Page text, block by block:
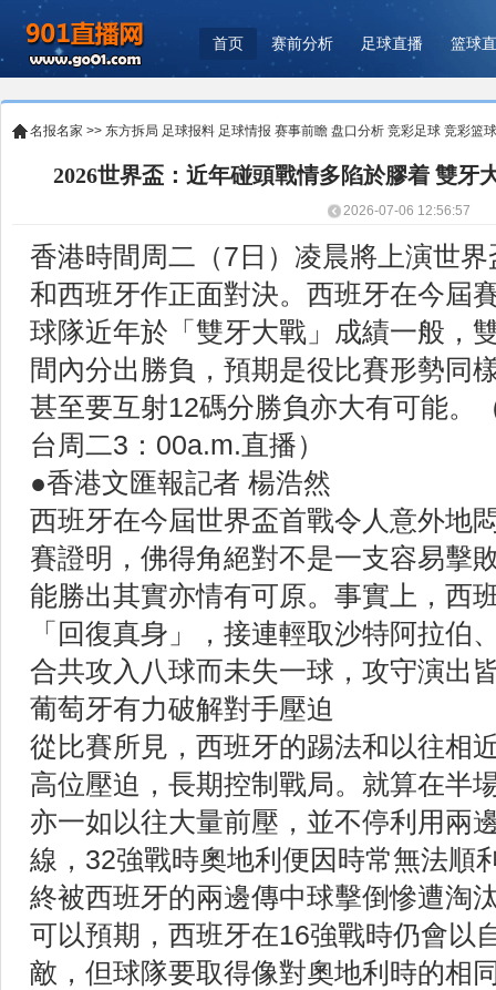
首页 赛前分析 足球直播 篮球
名报名家 >> 东方拆局 足球报料 足球情报 赛事前瞻 盘口分析 竞彩足球 竞彩篮球
2026世界盃：近年碰頭戰情多陷於膠着 雙牙
2026-07-06 12:56:57
香港時間周二（7日）凌晨將上演世
和西班牙作正面對決。西班牙在今屆
球隊近年於「雙牙大戰」成績一般，
間內分出勝負，預期是役比賽形勢同
甚至要互射12碼分勝負亦大有可能。
台周二3：00a.m.直播）
●香港文匯報記者 楊浩然
西班牙在今屆世界盃首戰令人意外地
賽證明，佛得角絕對不是一支容易擊
能勝出其實亦情有可原。事實上，西
「回復真身」，接連輕取沙特阿拉伯
合共攻入八球而未失一球，攻守演出
葡萄牙有力破解對手壓迫
從比賽所見，西班牙的踢法和以往相
高位壓迫，長期控制戰局。就算在半
亦一如以往大量前壓，並不停利用兩
線，32強戰時奧地利便因時常無法順
終被西班牙的兩邊傳中球擊倒慘遭淘
可以預期，西班牙在16強戰時仍會以
敵，但球隊要取得像對奧地利時的相